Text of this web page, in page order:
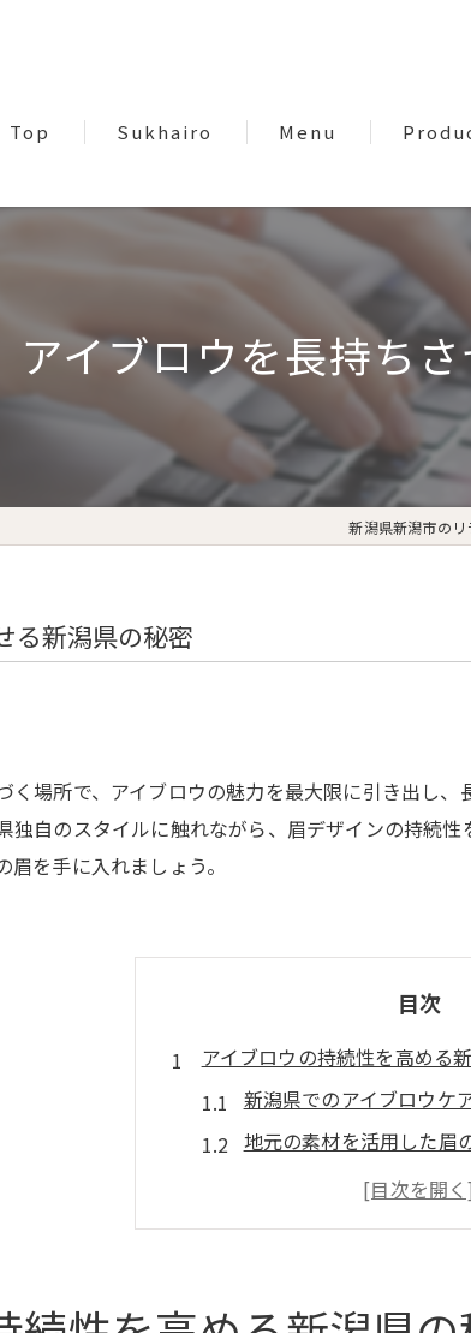
Top Sukhairo
Bloom
Menu
Facial Care
EyeBrow
Dry Head Spa
Body Care
Lymph Treatment
Night Only Relaxation
アイブロウを長持ち
新潟県新潟市の
る新潟県の秘密
く場所で、アイブロウの魅力を最大限に引き出し
独自のスタイルに触れながら、眉デザインの持続
を手に入れましょう。
目次
アイブロウの持続性を高める
新潟県でのアイブロウケ
地元の素材を活用した眉
長持ちするアイブロウの
新潟の気候に合ったアイ
自然派アイブロウケアの